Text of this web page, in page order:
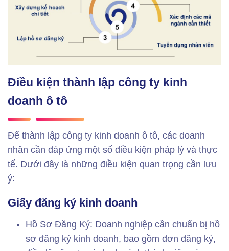
Điều kiện thành lập công ty kinh
doanh ô tô
Để thành lập công ty kinh doanh ô tô, các doanh
nhân cần đáp ứng một số điều kiện pháp lý và thực
tế. Dưới đây là những điều kiện quan trọng cần lưu
ý:
Giấy đăng ký kinh doanh
Hồ Sơ Đăng Ký: Doanh nghiệp cần chuẩn bị hồ
sơ đăng ký kinh doanh, bao gồm đơn đăng ký,